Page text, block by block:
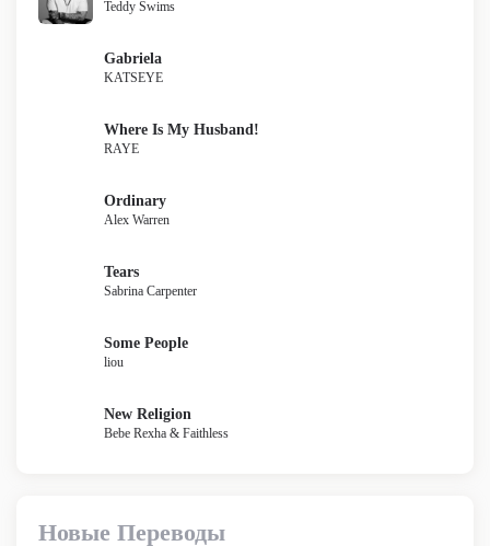
Teddy Swims
Gabriela
KATSEYE
Where Is My Husband!
RAYE
Ordinary
Alex Warren
Tears
Sabrina Carpenter
Some People
liou
New Religion
Bebe Rexha & Faithless
Новые Переводы